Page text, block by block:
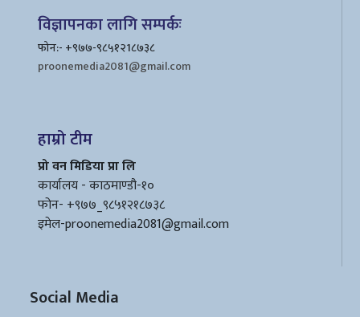
विज्ञापनका लागि सम्पर्कः
फोन:- +९७७-९८५१२1८७३८
proonemedia2081@gmail.com
हाम्रो टीम
प्रो वन मिडिया प्रा लि
कार्यालय - काठमाण्डौ-१०
फोन- +९७७_९८५१२१८७३८
इमेल-proonemedia2081@gmail.com
Social Media